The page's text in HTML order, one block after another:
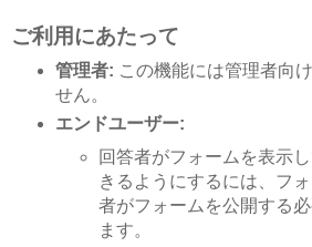
ご利用にあたって
管理者: この機能には管理者向
せん。
エンドユーザー:
回答者がフォームを表示
きるようにするには、フ
者がフォームを公開する
ます。